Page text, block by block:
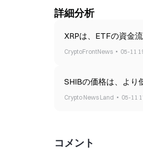
詳細分析
XRPは、ETFの資金
CryptoFrontNews 05-11
SHIBの価格は、より
Crypto News Land 05-11
コメント